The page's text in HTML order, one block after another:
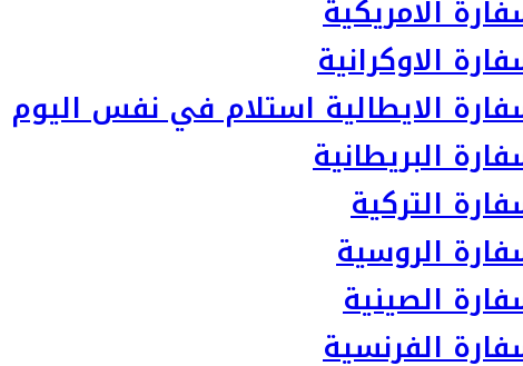
الامريكية
الاوكرانية
الايطالية استلام في نفس اليوم
البريطانية
التركية
الروسية
الصينية
الفرنسية